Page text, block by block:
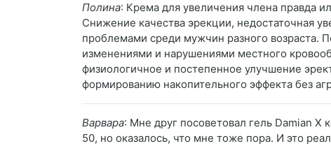
Полина: Крема для увеличения члена правда
Снижение качества эрекции, недостаточная
проблемами среди мужчин разного возраста.
изменениями и нарушениями местного
физиологичное и постепенное улучшение
формированию накопительного эффекта без
Варвара: Мне друг посоветовал гель Damian X
50, но оказалось, что мне тоже пора. И это